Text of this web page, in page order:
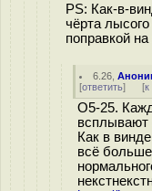
PS: Как-в-
чёрта
поправкой
6.26 ,
[ответить] [к
О5-25.
всплывают
Как в
всё